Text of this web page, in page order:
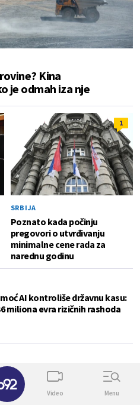
Kina
je odmah iza nje
1
SRBIJA
Poznato kada počinju
pregovori o utvrđivanju
minimalne cene rada za
narednu godinu
AI kontroliše državnu kasu:
miliona evra rizičnih rashoda
po pitanju NIS-a: "Bićemo
nego 2008. godine"
Video Menu